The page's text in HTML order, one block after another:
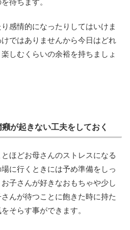
待ちます。
感情的になったりしてはいけま
ではありませんから今日はどれ
しむくらいの余裕を持ちましょ
が起きない工夫をしておく
ほどお母さんのストレスになる
に行くときには予め準備をしっ
子さんが好きなおもちゃや少し
んが待つことに飽きた時に持た
そらす事ができます。